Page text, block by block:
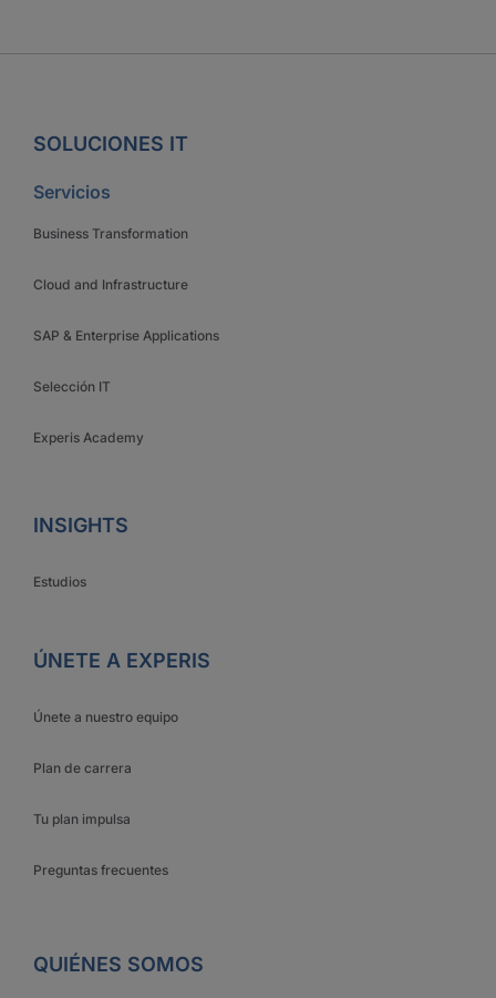
SOLUCIONES IT
Servicios
Business Transformation
Cloud and Infrastructure
SAP & Enterprise Applications
Selección IT
Experis Academy
INSIGHTS
Estudios
ÚNETE A EXPERIS
Únete a nuestro equipo
Plan de carrera
Tu plan impulsa
Preguntas frecuentes
QUIÉNES SOMOS